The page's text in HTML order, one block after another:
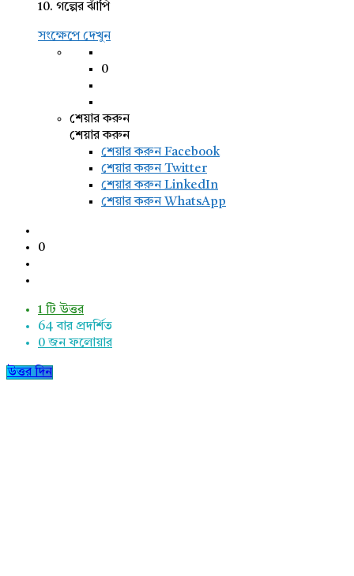
10. গল্পের ঝাঁপি
সংক্ষেপে দেখুন
0
শেয়ার করুন
শেয়ার করুন
শেয়ার করুনFacebook
শেয়ার করুন Twitter
শেয়ার করুন LinkedIn
শেয়ার করুন WhatsApp
0
1 টি উত্তর
64বার প্রদর্শিত
0 জন ফলোয়ার
উত্তর দিন